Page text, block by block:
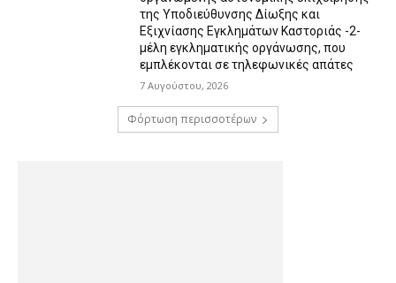
της Υποδιεύθυνσης Δίωξης και
Εξιχνίασης Εγκλημάτων Καστοριάς -2-
μέλη εγκληματικής οργάνωσης, που
εμπλέκονται σε τηλεφωνικές απάτες
7 Αυγούστου, 2026
Φόρτωση περισσοτέρων